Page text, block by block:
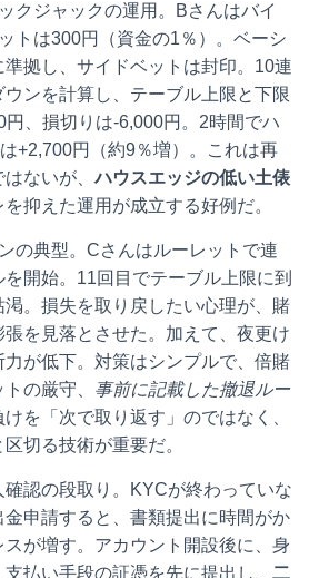
クジャックの運用。Bさんはバイ
トは300円（資金の1％）。ベーシ
拠し、サイドベットは封印。10連
ンを計算し、テーブル上限と下限
円、損切りは-6,000円。2時間でハ
+2,700円（約9％増）。これは再
はないが、ハウスエッジの低い土俵
抑えた運用が成立する好例だ。
の典型。Cさんはルーレットで連
開始。11回目でテーブル上限に到
。損失を取り戻したい心理が、賭
を見落とさせた。加えて、夜更け
が低下。対策はシンプルで、倍賭
の厳守、 事前に記載した撤退ルー
を「次で取り返す」のではなく、
切る技術が重要だ。
認の段取り。KYCが終わっていな
申請すると、書類提出に時間がか
が増す。アカウント開設後に、身
払い手段の証憑を先に提出し、 二